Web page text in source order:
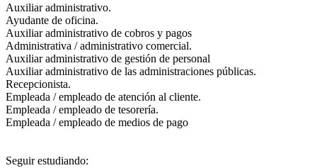
Auxiliar administrativo.
Ayudante de oficina.
Auxiliar administrativo de cobros y pagos
Administrativa / administrativo comercial.
Auxiliar administrativo de gestión de personal
Auxiliar administrativo de las administraciones públicas.
Recepcionista.
Empleada / empleado de atención al cliente.
Empleada / empleado de tesorería.
Empleada / empleado de medios de pago
Seguir estudiando: